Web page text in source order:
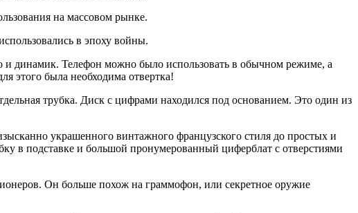
на массовом рынке.
в эпоху войны.
и динамик. Телефон можно было использовать в обычном режиме, а
этого была необходима отвертка!
трубка. Диск с цифрами находился под основанием. Это один из
украшенного винтажного французского стиля до простых и
в подставке и большой пронумерованный циферблат с отверстиями
Он больше похож на граммофон, или секретное оружие